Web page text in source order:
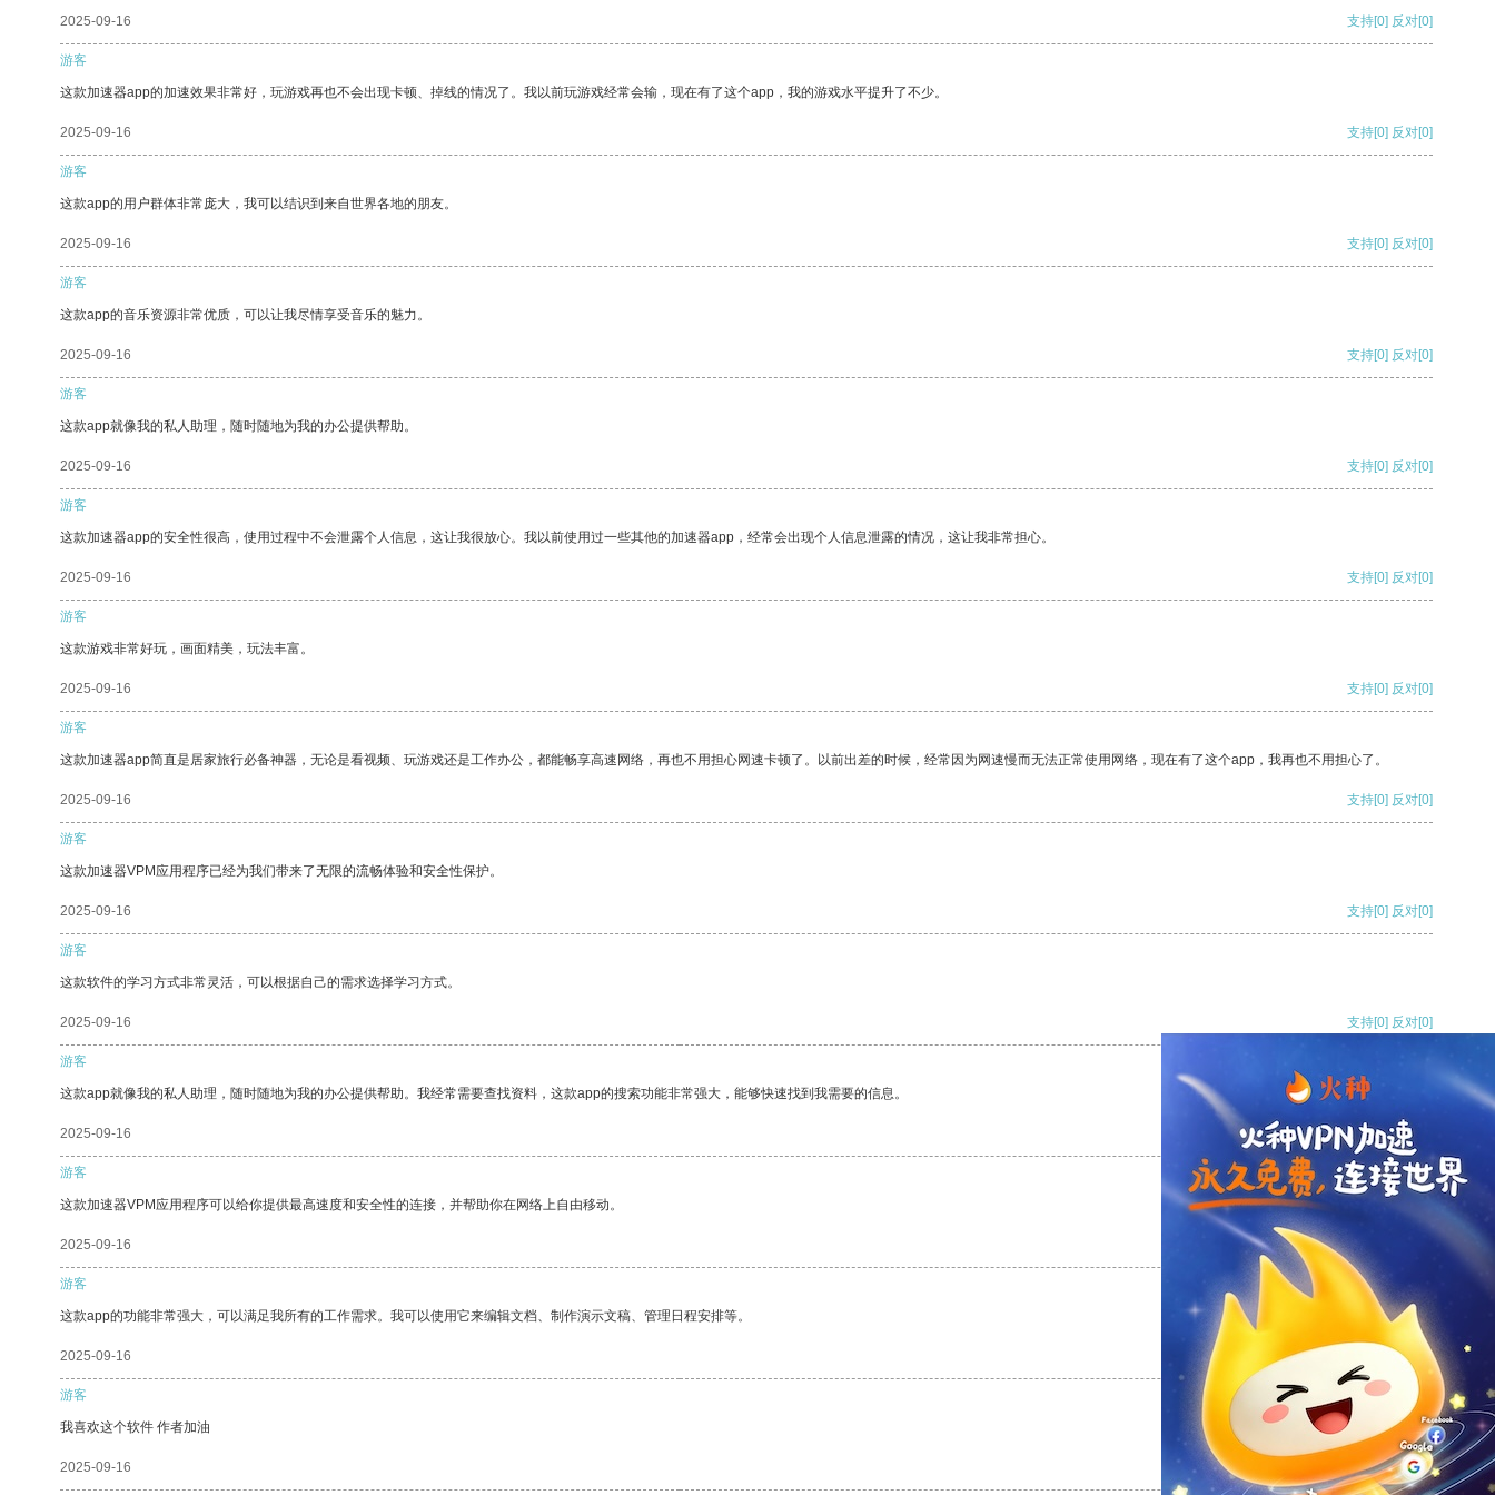
2025-09-16 支持[0] 反对[0]
游客
这款加速器app的加速效果非常好，玩游戏再也不会出现卡顿、掉线的情况了。我以前玩游戏经常会输，现在有了这个app，我的游戏水平提升了不少。
2025-09-16 支持[0] 反对[0]
游客
这款app的用户群体非常庞大，我可以结识到来自世界各地的朋友。
2025-09-16 支持[0] 反对[0]
游客
这款app的音乐资源非常优质，可以让我尽情享受音乐的魅力。
2025-09-16 支持[0] 反对[0]
游客
这款app就像我的私人助理，随时随地为我的办公提供帮助。
2025-09-16 支持[0] 反对[0]
游客
这款加速器app的安全性很高，使用过程中不会泄露个人信息，这让我很放心。我以前使用过一些其他的加速器app，经常会出现个人信息泄露的情况，这让我非常担心。
2025-09-16 支持[0] 反对[0]
游客
这款游戏非常好玩，画面精美，玩法丰富。
2025-09-16 支持[0] 反对[0]
游客
这款加速器app简直是居家旅行必备神器，无论是看视频、玩游戏还是工作办公，都能畅享高速网络，再也不用担心网速卡顿了。以前出差的时候，经常因为网速慢而无法正常使用网络，现在有了这个app，我再也不用担心了。
2025-09-16 支持[0] 反对[0]
游客
这款加速器VPM应用程序已经为我们带来了无限的流畅体验和安全性保护。
2025-09-16 支持[0] 反对[0]
游客
这款软件的学习方式非常灵活，可以根据自己的需求选择学习方式。
2025-09-16 支持[0] 反对[0]
游客
这款app就像我的私人助理，随时随地为我的办公提供帮助。我经常需要查找资料，这款app的搜索功能非常强大，能够快速找到我需要的信息。
2025-09-16 支持[0] 反对
游客
这款加速器VPM应用程序可以给你提供最高速度和安全性的连接，并帮助你在网络上自由移动。
2025-09-16 支持
游客
这款app的功能非常强大，可以满足我所有的工作需求。我可以使用它来编辑文档、制作演示文稿、管理日程安排等。
2025-09-16 反对 [0]
游客
我喜欢这个软件 作者加油
2025-09-16 支持[0] 反对[0]